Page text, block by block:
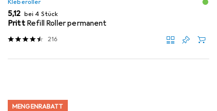
Kleberoller
EUR
5,12 bei 4 Stück
Pritt Refill Roller permanent
216
MENGENRABATT